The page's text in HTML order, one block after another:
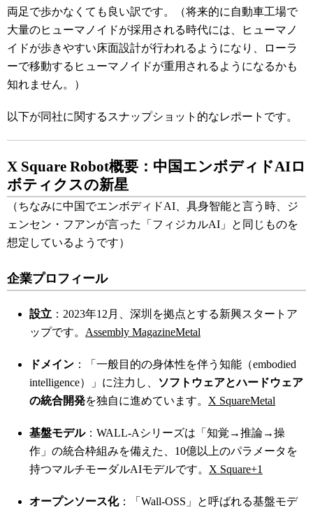
両足で歩かなくても良い訳です。（将来的に自動車工場で
大量のヒューマノイドが採用される時代には、ヒューマノ
イドが歩きやすい床面設計が行われるようになり、ローラ
ーで移動するヒューマノイドが重用されるようになるかも
知れません。）
以下が同社に関するスナップショット的なレポートです。
X Square Robot概要：中国エンボディドAIロ
ボティクスの新星
（ちなみに中国でエンボディドAI、具身智能と言う時、ジ
ェンセン・フアンが言った「フィジカルAI」と同じものを
想定しているようです）
企業プロフィール
設立 ：2023年12月、深圳を拠点とする新興スタートア
ップです。 Assembly MagazineMetal
ドメイン ：「一般目的の身体性を伴う知能（embodied
intelligence）」に注力し、
ソフトウェアとハードウェア
の統合開発を独自に進めています。 X SquareMetal
基盤モデル：WALL-Aシリーズは「知覚→推論→操
作」の統合枠組みを備えた、10億以上のパラメータを
持つマルチモーダルAIモデルです。 X Square+1
オープンソース化：「Wall-OSS」と呼ばれる基盤モデ